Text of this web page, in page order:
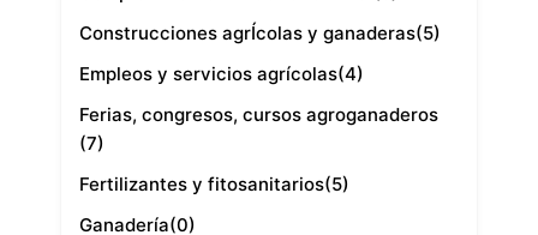
Construcciones agrÍcolas y ganaderas(5)
Empleos y servicios agrícolas(4)
Ferias, congresos, cursos agroganaderos
(7)
Fertilizantes y fitosanitarios(5)
Ganadería(0)